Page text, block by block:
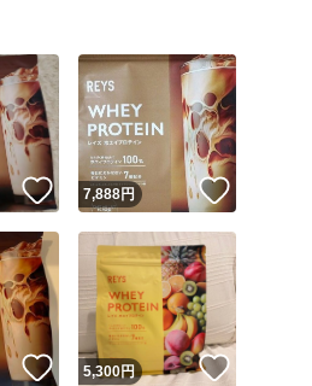
いいね！
7,888円
いいね！
5,300円